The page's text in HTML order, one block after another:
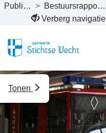
Naar hoofdinhoud
Publicaties > Bestuursrapportage 2024
Verberg navigatie
Tonen